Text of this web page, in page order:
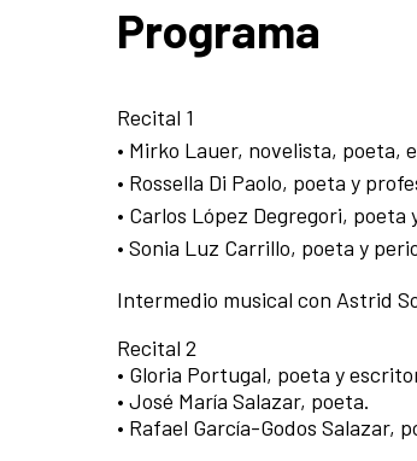
Programa
Recital 1
• Mirko Lauer, novelista, poeta,
• Rossella Di Paolo, poeta y
• Carlos López Degregori, poeta
• Sonia Luz Carrillo, poeta y
Intermedio musical con Astrid
Recital 2
• Gloria Portugal, poeta y
• José María Salazar, poeta.
• Rafael García-Godos Salazar,